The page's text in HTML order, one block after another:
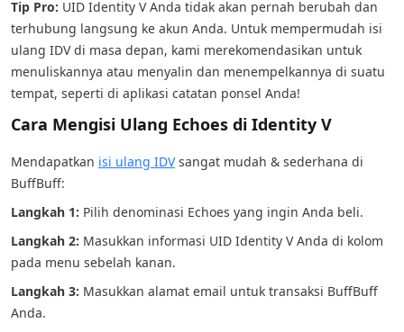
Tip Pro: UID Identity V Anda tidak akan pernah berubah dan
terhubung langsung ke akun Anda. Untuk mempermudah isi
ulang IDV di masa depan, kami merekomendasikan untuk
menuliskannya atau menyalin dan menempelkannya di suatu
tempat, seperti di aplikasi catatan ponsel Anda!
Cara Mengisi Ulang Echoes di Identity V
Mendapatkan isi ulang IDVsangat mudah & sederhana di
BuffBuff:
Langkah 1: Pilih denominasi Echoes yang ingin Anda beli.
Langkah 2: Masukkan informasi UID Identity V Anda di kolom
pada menu sebelah kanan.
Langkah 3: Masukkan alamat email untuk transaksi BuffBuff
Anda.